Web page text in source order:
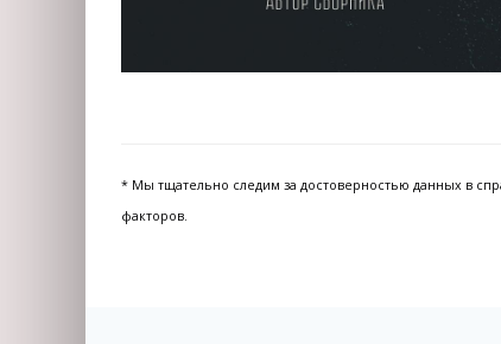
* Мы тщательно следим за достоверностью данных в
факторов.